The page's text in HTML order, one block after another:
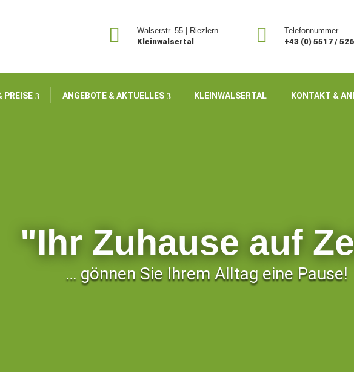

Walserstr. 55 | Riezlern
Kleinwalsertal

Telefonnummer
+43 (0) 5517 /
PREISE ANGEBOTE & AKTUELLES KLEINWALSERTAL KONTAKT &
"Ihr Zuhause auf
… gönnen Sie Ihrem Alltag eine Pause!